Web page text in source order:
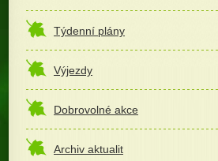
Týdenní plány
Výjezdy
Dobrovolné akce
Archiv aktualit